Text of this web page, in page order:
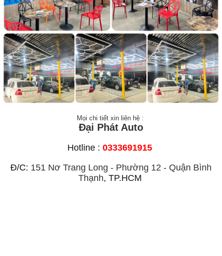
Mọi chi tiết xin liên hệ :
Đại Phát Auto
Hotline : 0333691915
Đ/C: 151 Nơ Trang Long - Phường 12 - Quận Bình
Thạnh, TP.HCM